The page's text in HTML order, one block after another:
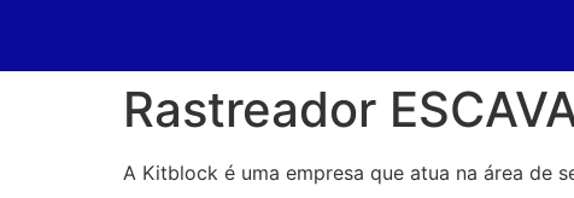
Rastreador
A Kitblock é uma empresa que atua na área de